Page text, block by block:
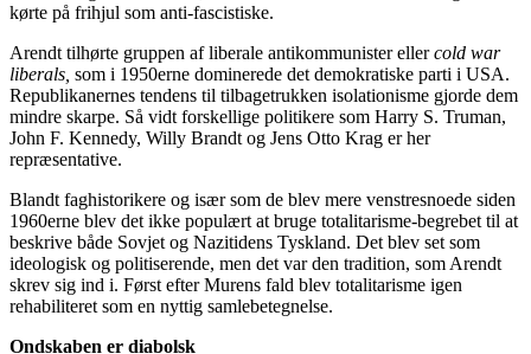
kørte på frihjul som anti-fascistiske.
Arendt tilhørte gruppen af liberale antikommunister ellercold war
liberals, som i 1950erne dominerede det demokratiske parti i USA.
Republikanernes tendens til tilbagetrukken isolationisme gjorde dem
mindre skarpe. Så vidt forskellige politikere som Harry S. Truman,
John F. Kennedy, Willy Brandt og Jens Otto Krag er her
repræsentative.
Blandt faghistorikere og især som de blev mere venstresnoede siden
1960erne blev det ikke populært at bruge totalitarisme-begrebet til at
beskrive både Sovjet og Nazitidens Tyskland. Det blev set som
ideologisk og politiserende, men det var den tradition, som Arendt
skrev sig ind i. Først efter Murens fald blev totalitarisme igen
rehabiliteret som en nyttig samlebetegnelse.
Ondskaben er diabolsk